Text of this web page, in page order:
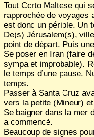
Tout Corto Maltese qui
rapprochée de voyages
est donc un périple. Un
De(s) Jérusalem(s),
point de départ. Puis
Se poser en Iran (faire
sympa et improbable).
le temps d’une pause.
temps.
Passer à Santa Cruz
vers la petite (Mineur)
Se baigner dans la mer
a commencé.
Beaucoup de signes